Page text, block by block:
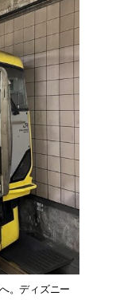
。ディズニー